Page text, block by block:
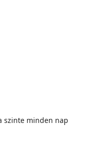
szinte minden nap